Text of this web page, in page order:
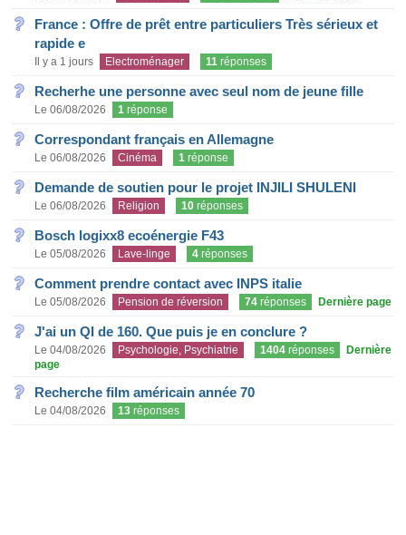
France : Offre de prêt entre particuliers Très sérieux et
rapide e
Il y a 1 jours Electroménager 11 réponses
Recherhe une personne avec seul nom de jeune fille
Le 06/08/2026 1 réponse
Correspondant français en Allemagne
Le 06/08/2026 Cinéma 1 réponse
Demande de soutien pour le projet INJILI SHULENI
Le 06/08/2026 Religion 10 réponses
Bosch logixx8 ecoénergie F43
Le 05/08/2026 Lave-linge 4 réponses
Comment prendre contact avec INPS italie
Le 05/08/2026 Pension de réversion 74 réponses Dernière page
J'ai un QI de 160. Que puis je en conclure ?
Le 04/08/2026 Psychologie, Psychiatrie 1404 réponses
Dernière
page
Recherche film américain année 70
Le 04/08/2026 13 réponses